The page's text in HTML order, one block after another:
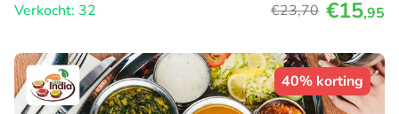
Verkocht: 32
€23,70 €15,95
40% korting